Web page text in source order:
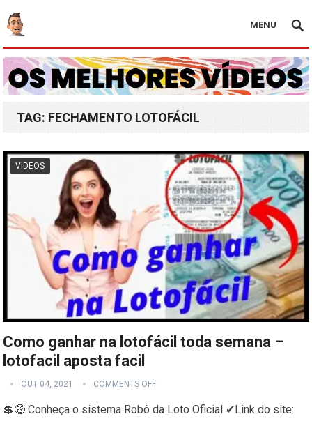
MENU
TAG: FECHAMENTO LOTOFÁCIL
VIDEOS
Como ganhar na lotofácil toda semana –
lotofacil aposta facil
OUT 04, 2021 COMMENTS OFF
💲🤑 Conheça o sistema Robô da Loto Oficial ✔Link do site: